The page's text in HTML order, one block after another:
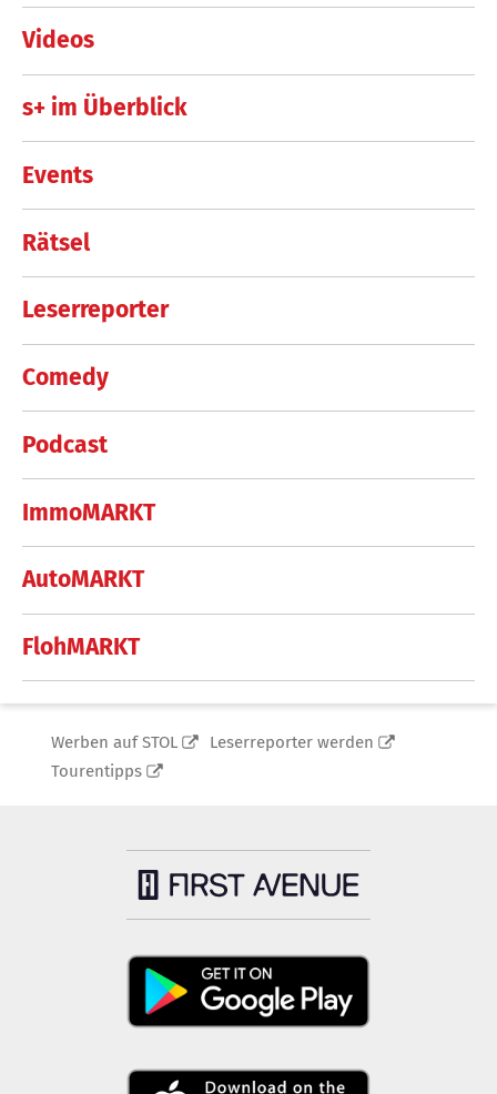
Videos
s+ im Überblick
Events
Rätsel
Leserreporter
Comedy
Podcast
ImmoMARKT
AutoMARKT
FlohMARKT
Werben auf STOL
Leserreporter werden
Tourentipps